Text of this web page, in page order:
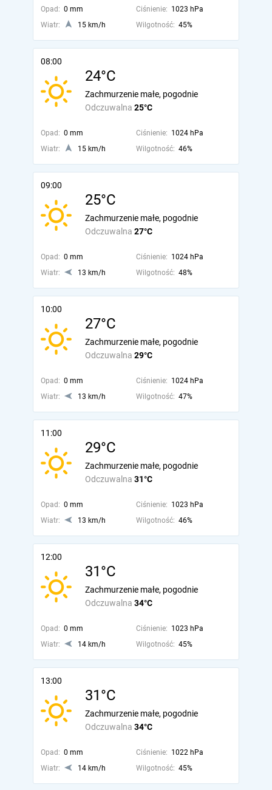
Opad: 0 mm Ciśnienie: 1023 hPa
Wiatr:
15 km/h Wilgotność: 45%
08:00
24°C
Odczuwalna 25°C
Zachmurzenie małe, pogodnie
Opad: 0 mm Ciśnienie: 1024 hPa
Wiatr:
15 km/h Wilgotność: 46%
09:00
25°C
Odczuwalna 27°C
Zachmurzenie małe, pogodnie
Opad: 0 mm Ciśnienie: 1024 hPa
Wiatr:
13 km/h Wilgotność: 48%
10:00
27°C
Odczuwalna 29°C
Zachmurzenie małe, pogodnie
Opad: 0 mm Ciśnienie: 1024 hPa
Wiatr:
13 km/h Wilgotność: 47%
11:00
29°C
Odczuwalna 31°C
Zachmurzenie małe, pogodnie
Opad: 0 mm Ciśnienie: 1023 hPa
Wiatr:
13 km/h Wilgotność: 46%
12:00
31°C
Odczuwalna 34°C
Zachmurzenie małe, pogodnie
Opad: 0 mm Ciśnienie: 1023 hPa
Wiatr:
14 km/h Wilgotność: 45%
13:00
31°C
Odczuwalna 34°C
Zachmurzenie małe, pogodnie
Opad: 0 mm Ciśnienie: 1022 hPa
Wiatr:
14 km/h Wilgotność: 45%